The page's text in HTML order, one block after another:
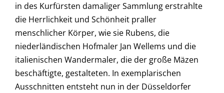
in des Kurfürsten damaliger Sammlung erstrahlte
die Herrlichkeit und Schönheit praller
menschlicher Körper, wie sie Rubens, die
niederländischen Hofmaler Jan Wellems und die
italienischen Wandermaler, die der große Mäzen
beschäftigte, gestalteten. In exemplarischen
Ausschnitten entsteht nun in der Düsseldorfer